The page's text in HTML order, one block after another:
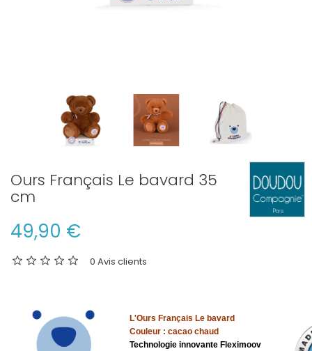
Ours Français Le bavard 35
cm
49,90 €
0 Avis clients
L'Ours Français Le bavard
Couleur : cacao chaud
Technologie innovante Fleximoov